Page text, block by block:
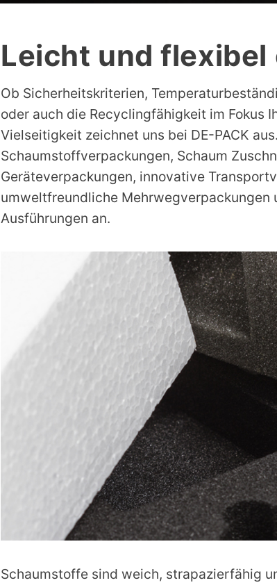
Leicht und
Ob Sicherheitskriterien,
oder auch die Recyclingfähigkeit im Fokus
Vielseitigkeit zeichnet uns bei DE-PACK
Schaumstoffverpackungen, Schaum
Geräteverpackungen, innovative
umweltfreundliche Mehrwegverpackungen
Ausführungen an.
Schaumstoffe sind weich, strapazierfähig